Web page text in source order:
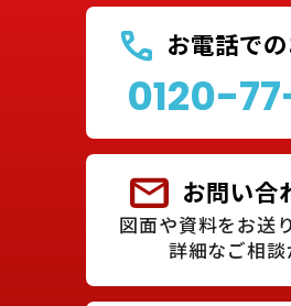
お電話で
0120-
お問い合
図面や資料をお送
詳細なご相